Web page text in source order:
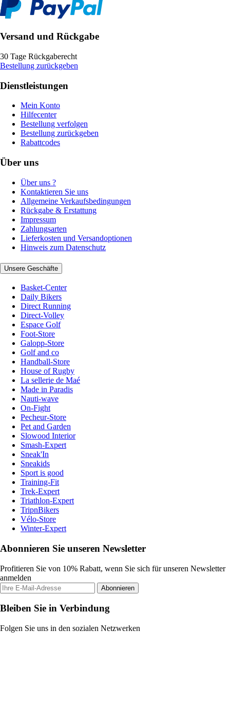
Versand und Rückgabe
30 Tage Rückgaberecht
Bestellung zurückgeben
Dienstleistungen
Mein Konto
Hilfecenter
Bestellung verfolgen
Bestellung zurückgeben
Rabattcodes
Über uns
Über uns ?
Kontaktieren Sie uns
Allgemeine Verkaufsbedingungen
Rückgabe & Erstattung
Impressum
Zahlungsarten
Lieferkosten und Versandoptionen
Hinweis zum Datenschutz
Unsere Geschäfte
Basket-Center
Daily Bikers
Direct Running
Direct-Volley
Espace Golf
Foot-Store
Galopp-Store
Golf and co
Handball-Store
House of Rugby
La sellerie de Maé
Made in Paradis
Nauti-wave
On-Fight
Pecheur-Store
Pet and Garden
Slowood Interior
Smash-Expert
Sneak'In
Sneakids
Sport is good
Training-Fit
Trek-Expert
Triathlon-Expert
TripnBikers
Vélo-Store
Winter-Expert
Abonnieren Sie unseren Newsletter
Profitieren Sie von 10% Rabatt, wenn Sie sich für unseren Newsletter
anmelden
Abonnieren
Bleiben Sie in Verbindung
Folgen Sie uns in den sozialen Netzwerken